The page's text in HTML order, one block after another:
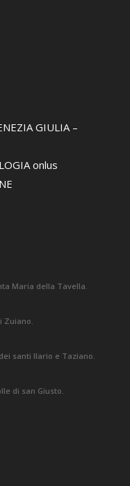
GIULIA –
onlus
Maria della Tavella.
Zuiano.
santi Ilario e Taziano.
di san Giusto.